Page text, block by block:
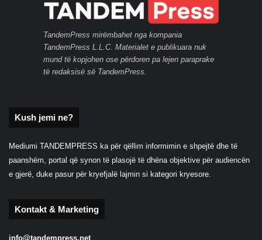
TandemPress mirëmbahet nga kompania
TandemPress L.L.C. Materialet e publikuara nuk
mund të kopjohen ose përdoren pa lejen paraprake
të redaksisë së TandemPress.
Kush jemi ne?
Mediumi TANDEMPRESS ka për qëllim informimin e shpejtë dhe të
paanshëm, portal që synon të plasojë të dhëna objektive për audiencën
e gjerë, duke pasur për kryefjalë lajmin si kategori kryesore.
Kontakt & Marketing
info@tandempress.net